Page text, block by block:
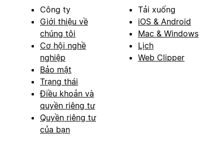
Công ty
Giới thiệu về
chúng tôi
Cơ hội nghề
nghiệp
Bảo mật
Trạng thái
Điều khoản và
quyền riêng tư
Quyền riêng tư
của bạn
Tải xuống
iOS & Android
Mac & Windows
Lịch
Web Clipper